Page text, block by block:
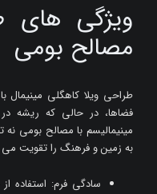
ویژگی های
مصالح بومی
طراحی ویلا کاهگلی
فضاها، در حالی که ریشه
مینیمالیسم با مصالح بومی
به زمین و فرهنگ را تقویت می
سادگی فرم: